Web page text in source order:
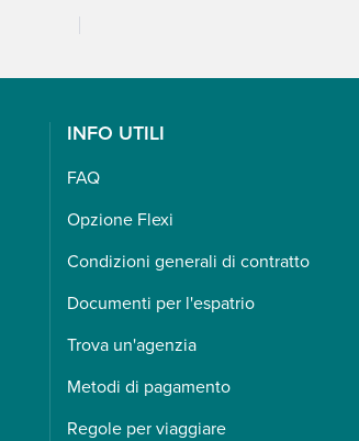
INFO UTILI
FAQ
Opzione Flexi
Condizioni generali di contratto
Documenti per l'espatrio
Trova un'agenzia
Metodi di pagamento
Regole per viaggiare